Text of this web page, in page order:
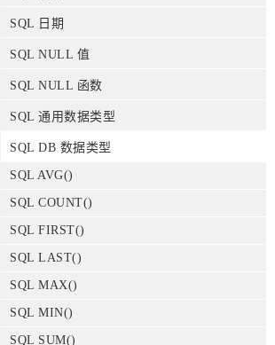
SQL 日期
SQL NULL 值
SQL NULL 函数
SQL 通用数据类型
SQL DB 数据类型
SQL AVG()
SQL COUNT()
SQL FIRST()
SQL LAST()
SQL MAX()
SQL MIN()
SQL SUM()